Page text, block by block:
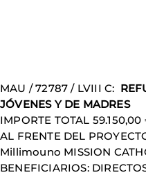
MAU / 72787 / LVIII C:
JÓVENES Y DE MADRES
IMPORTE TOTAL 59.150,00
AL FRENTE DEL
Millimouno MISSION
BENEFICIARIOS: